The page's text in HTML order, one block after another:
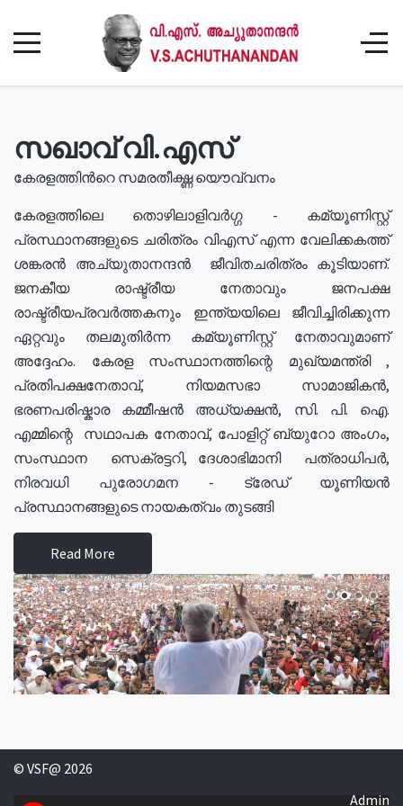
സഖാവ് വി.എസ്
കേരളത്തിൻറെ സമരതീക്ഷ്ണ യൌവ്വനം
കേരളത്തിലെ തൊഴിലാളിവർഗ്ഗ - കമ്യൂണിസ്റ്റ്
പ്രസ്ഥാനങ്ങളുടെ ചരിത്രം വിഎസ് എന്ന വേലിക്കകത്ത്
ശങ്കരൻ അച്യുതാനന്ദൻ ജീവിതചരിത്രം കൂടിയാണ്.
ജനകീയ രാഷ്ട്രീയ നേതാവും ജനപക്ഷ
രാഷ്ട്രീയപ്രവർത്തകനും ഇന്ത്യയിലെ ജീവിച്ചിരിക്കുന്ന
ഏറ്റവും തലമുതിർന്ന കമ്യൂണിസ്റ്റ് നേതാവുമാണ്
അദ്ദേഹം. കേരള സംസ്ഥാനത്തിന്റെ മുഖ്യമന്ത്രി ,
പ്രതിപക്ഷനേതാവ്, നിയമസഭാ സാമാജികൻ,
ഭരണപരിഷ്കാര കമ്മീഷൻ അധ്യക്ഷൻ, സി. പി. ഐ.
എമ്മിന്റെ സഥാപക നേതാവ്, പോളിറ്റ് ബ്യുറോ അംഗം,
സംസ്ഥാന സെക്രട്ടറി, ദേശാഭിമാനി പത്രാധിപർ,
നിരവധി പുരോഗമന - ട്രേഡ് യൂണിയൻ
പ്രസ്ഥാനങ്ങളുടെ നായകത്വം തുടങ്ങി
Read More
© VSF@ 2026
Admin